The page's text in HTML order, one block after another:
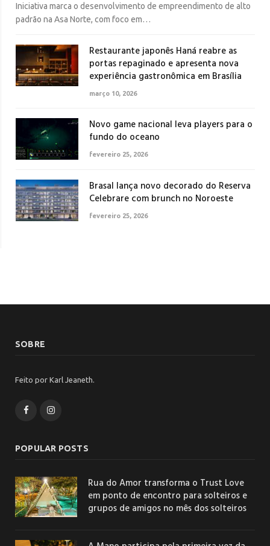
Iniciativa marca o desenvolvimento de empreendimento de alto
padrão na Asa Norte, com foco em…
Restaurante japonês Haná reabre as
portas repaginado e apresenta nova
experiência gastronômica em Brasília
março 10, 2026
Novo game nacional leva players para o
fundo do oceano
fevereiro 25, 2026
Brasal lança novo decorado do Reserva
Celebrare com brunch no Noroeste
fevereiro 25, 2026
SOBRE
Feito por Karl Jeaneth.
FacebookInstagram
POPULAR POSTS
Rua do Amor transforma o Trust Love
em ponto de encontro para solteiros e
grupos de amigos no mês dos solteiros